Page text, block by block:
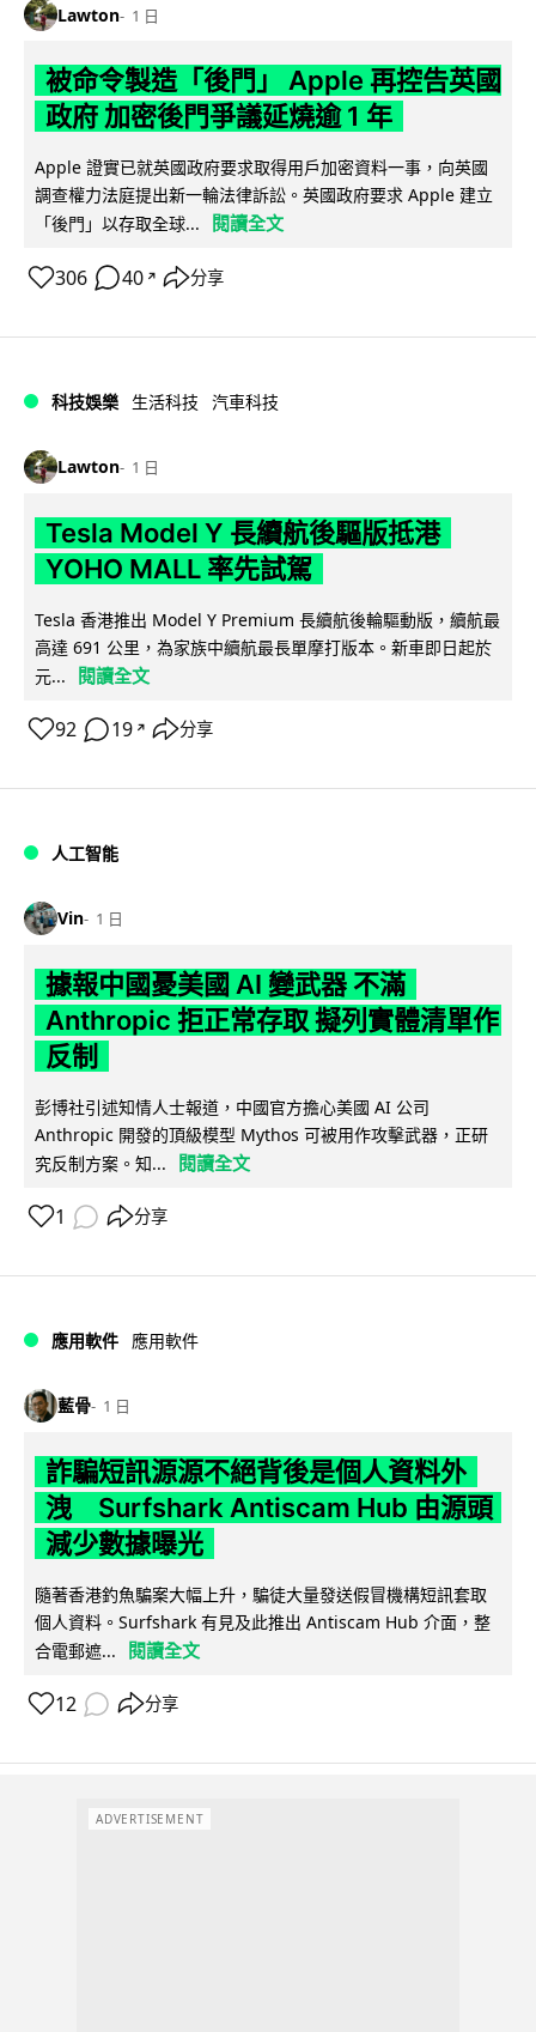
Lawton 1 日
被命令製造「後門」 Apple 再控告英國
政府 加密後門爭議延燒逾 1 年
Apple 證實已就英國政府要求取得用戶加密資料一事，向英國
調查權力法庭提出新一輪法律訴訟。英國政府要求 Apple 建立
「後門」以存取全球...
閱讀全文
306 40 ↗ 分享
科技娛樂 生活科技 汽車科技
Lawton 1 日
Tesla Model Y 長續航後驅版抵港
YOHO MALL 率先試駕
Tesla 香港推出 Model Y Premium 長續航後輪驅動版，續航最
高達 691 公里，為家族中續航最長單摩打版本。新車即日起於
元...
閱讀全文
92 19 ↗ 分享
人工智能
Vin 1 日
據報中國憂美國 AI 變武器 不滿
Anthropic 拒正常存取 擬列實體清單作
反制
彭博社引述知情人士報道，中國官方擔心美國 AI 公司
Anthropic 開發的頂級模型 Mythos 可被用作攻擊武器，正研
究反制方案。知...
閱讀全文
1 分享
應用軟件 應用軟件
藍骨 1 日
詐騙短訊源源不絕背後是個人資料外
洩 Surfshark Antiscam Hub 由源頭
減少數據曝光
隨著香港釣魚騙案大幅上升，騙徒大量發送假冒機構短訊套取
個人資料。Surfshark 有見及此推出 Antiscam Hub 介面，整
合電郵遮...
閱讀全文
12 分享
ADVERTISEMENT